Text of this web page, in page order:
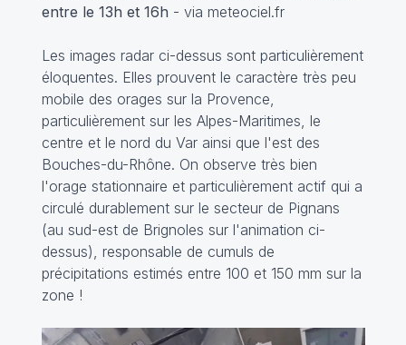
entre le 13h et 16h - via meteociel.fr
Les images radar ci-dessus sont particulièrement
éloquentes. Elles prouvent le caractère très peu
mobile des orages sur la Provence,
particulièrement sur les Alpes-Maritimes, le
centre et le nord du Var ainsi que l'est des
Bouches-du-Rhône. On observe très bien
l'orage stationnaire et particulièrement actif qui a
circulé durablement sur le secteur de Pignans
(au sud-est de Brignoles sur l'animation ci-
dessus), responsable de cumuls de
précipitations estimés entre 100 et 150 mm sur la
zone !